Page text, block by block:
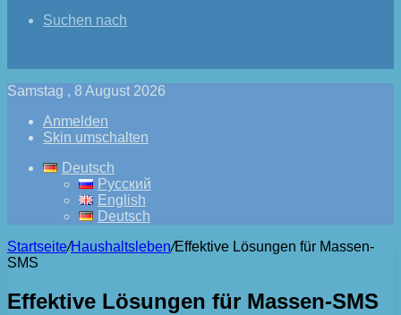
Suchen nach
Samstag , 8 August 2026
Anmelden
Skin umschalten
Deutsch
Русский
English
Deutsch
Startseite/Haushaltsleben/Effektive Lösungen für Massen-
SMS
Effektive Lösungen für Massen-SMS